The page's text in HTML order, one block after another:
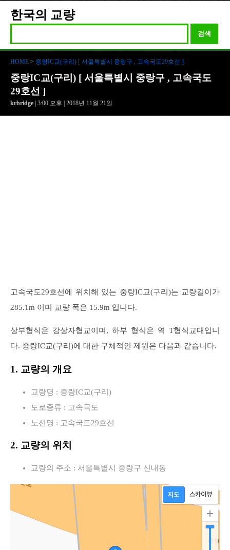
한국의 교량
검색
HOME > 중랑IC교(구리) [ 서울특별시 중랑구 , 고속국도29호선 ]
중랑IC교(구리) [ 서울특별시 중랑구 , 고속국도
29호선 ]
krbridge | 3:00 오후 | 2018년 11월 21일
고속국도29호선에 위치해 있는 중랑IC교(구리)는 교량길이가
285.1m 이며 교량 폭은 15.9m 입니다.
상부형식은 강상자형교이며, 하부 형식은 역 T형식교대입니
다. 중랑IC교(구리)에 대한 구체적인 제원은 다음과 같습니다.
1. 교량의 개요
교량명 : 중랑IC교(구리)
도로종류 : 고속국도
노선명 : 고속국도29호선
2. 교량의 위치
교량의 주소 : 서울특별시 중랑구 신내동